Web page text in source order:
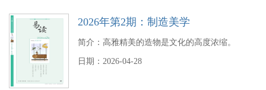
2026年第2期：制造美学
简介：高雅精美的造物是文化的高度浓缩。
日期：2026-04-28